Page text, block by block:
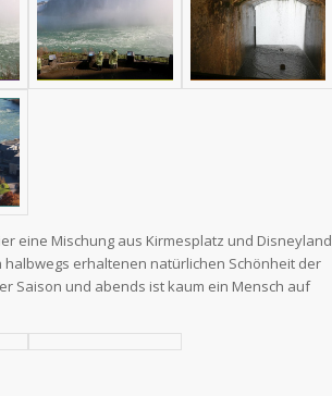
eine Mischung aus Kirmesplatz und Disneyland
erhaltenen natürlichen Schönheit der
Saison und abends ist kaum ein Mensch auf